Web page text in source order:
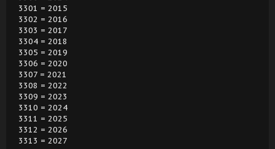
3301 = 2015
3302 = 2016
3303 = 2017
3304 = 2018
3305 = 2019
3306 = 2020
3307 = 2021
3308 = 2022
3309 = 2023
3310 = 2024
3311 = 2025
3312 = 2026
3313 = 2027